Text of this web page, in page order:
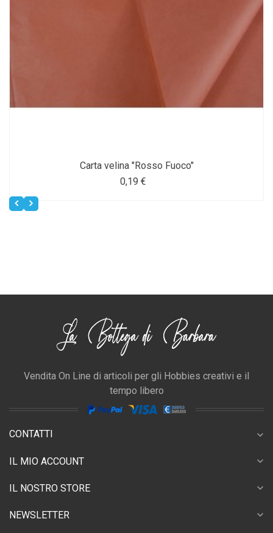
Carta velina "Rosso Fuoco"
0,19 €
Vendita On Line di articoli per gli Hobbies creativi e il
tempo libero
CONTATTI expand_more
IL MIO ACCOUNT expand_more
IL NOSTRO STORE expand_more
NEWSLETTER expand_more